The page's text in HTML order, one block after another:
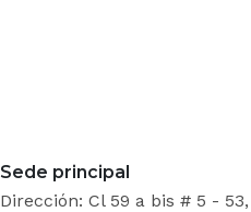
Sede principal
Dirección: Cl 59 a bis # 5 -